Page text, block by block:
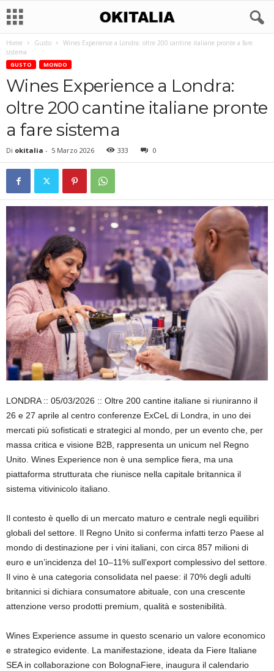
Home Gusto
Wines Experience a Londra: oltre 200 cantine italiane pronte a fare
sistema
GUSTO MONDO
Wines Experience a Londra:
oltre 200 cantine italiane pronte
a fare sistema
Di okitalia - 5 Marzo 2026 333 0
LONDRA :: 05/03/2026 :: Oltre 200 cantine italiane si riuniranno il
26 e 27 aprile al centro conferenze ExCeL di Londra, in uno dei
mercati più sofisticati e strategici al mondo, per un evento che, per
massa critica e visione B2B, rappresenta un unicum nel Regno
Unito. Wines Experience non è una semplice fiera, ma una
piattaforma strutturata che riunisce nella capitale britannica il
sistema vitivinicolo italiano.
Il contesto è quello di un mercato maturo e centrale negli equilibri
globali del settore. Il Regno Unito si conferma infatti terzo Paese al
mondo di destinazione per i vini italiani, con circa 857 milioni di
euro e un’incidenza del 10–11% sull’export complessivo del settore.
Il vino è una categoria consolidata nel paese: il 70% degli adulti
britannici si dichiara consumatore abituale, con una crescente
attenzione verso prodotti premium, qualità e sostenibilità.
Wines Experience assume in questo scenario un valore economico
e strategico evidente. La manifestazione, ideata da Fiere Italiane
SEA in collaborazione con BolognaFiere, inaugura il calendario